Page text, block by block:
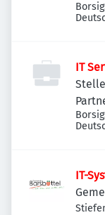
IT
IT-